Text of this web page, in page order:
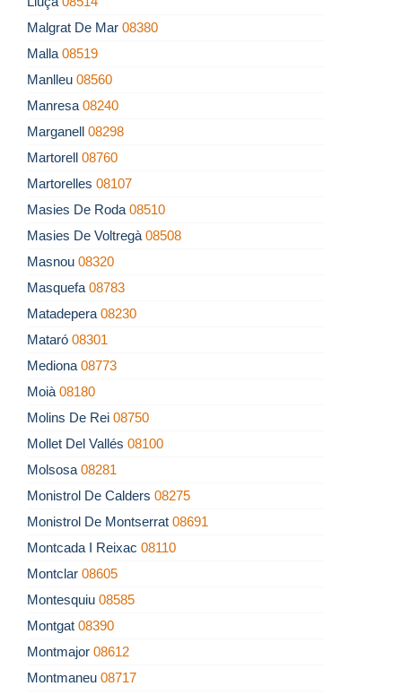
Malgrat De Mar 08380
Malla 08519
Manlleu 08560
Manresa 08240
Marganell 08298
Martorell 08760
Martorelles 08107
Masies De Roda 08510
Masies De Voltregà 08508
Masnou 08320
Masquefa 08783
Matadepera 08230
Mataró 08301
Mediona 08773
Moià 08180
Molins De Rei 08750
Mollet Del Vallés 08100
Molsosa 08281
Monistrol De Calders 08275
Monistrol De Montserrat 08691
Montcada I Reixac 08110
Montclar 08605
Montesquiu 08585
Montgat 08390
Montmajor 08612
Montmaneu 08717